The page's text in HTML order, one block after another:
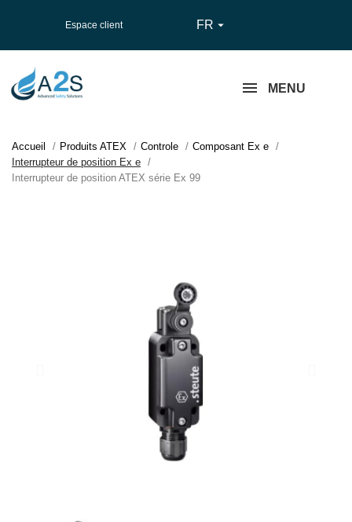
Espace client FR 
MENU
Accueil Produits ATEX Controle
Composant Ex e
Interrupteur de position Ex e
Interrupteur de position ATEX série Ex 99